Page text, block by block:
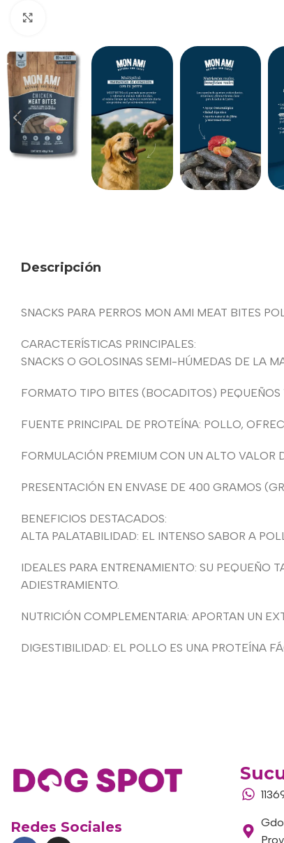
Descripción
SNACKS PARA PERROS MON AMI MEAT BITES
CARACTERÍSTICAS PRINCIPALES:
SNACKS O GOLOSINAS SEMI-HÚMEDAS DE LA
FORMATO TIPO BITES (BOCADITOS)
FUENTE PRINCIPAL DE PROTEÍNA: POLLO,
FORMULACIÓN PREMIUM CON UN ALTO VALOR
PRESENTACIÓN EN ENVASE DE 400 GRAMOS
BENEFICIOS DESTACADOS:
ALTA PALATABILIDAD: EL INTENSO SABOR A
IDEALES PARA ENTRENAMIENTO: SU PEQUEÑO
ADIESTRAMIENTO.
NUTRICIÓN COMPLEMENTARIA: APORTAN UN
DIGESTIBILIDAD: EL POLLO ES UNA PROTEÍNA
Redes Sociales